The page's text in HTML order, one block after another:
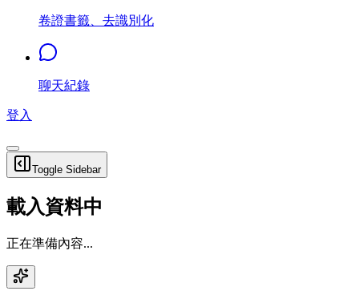
卷證書籤、去識別化
聊天紀錄
登入
Toggle Sidebar
載入資料中
正在準備內容...